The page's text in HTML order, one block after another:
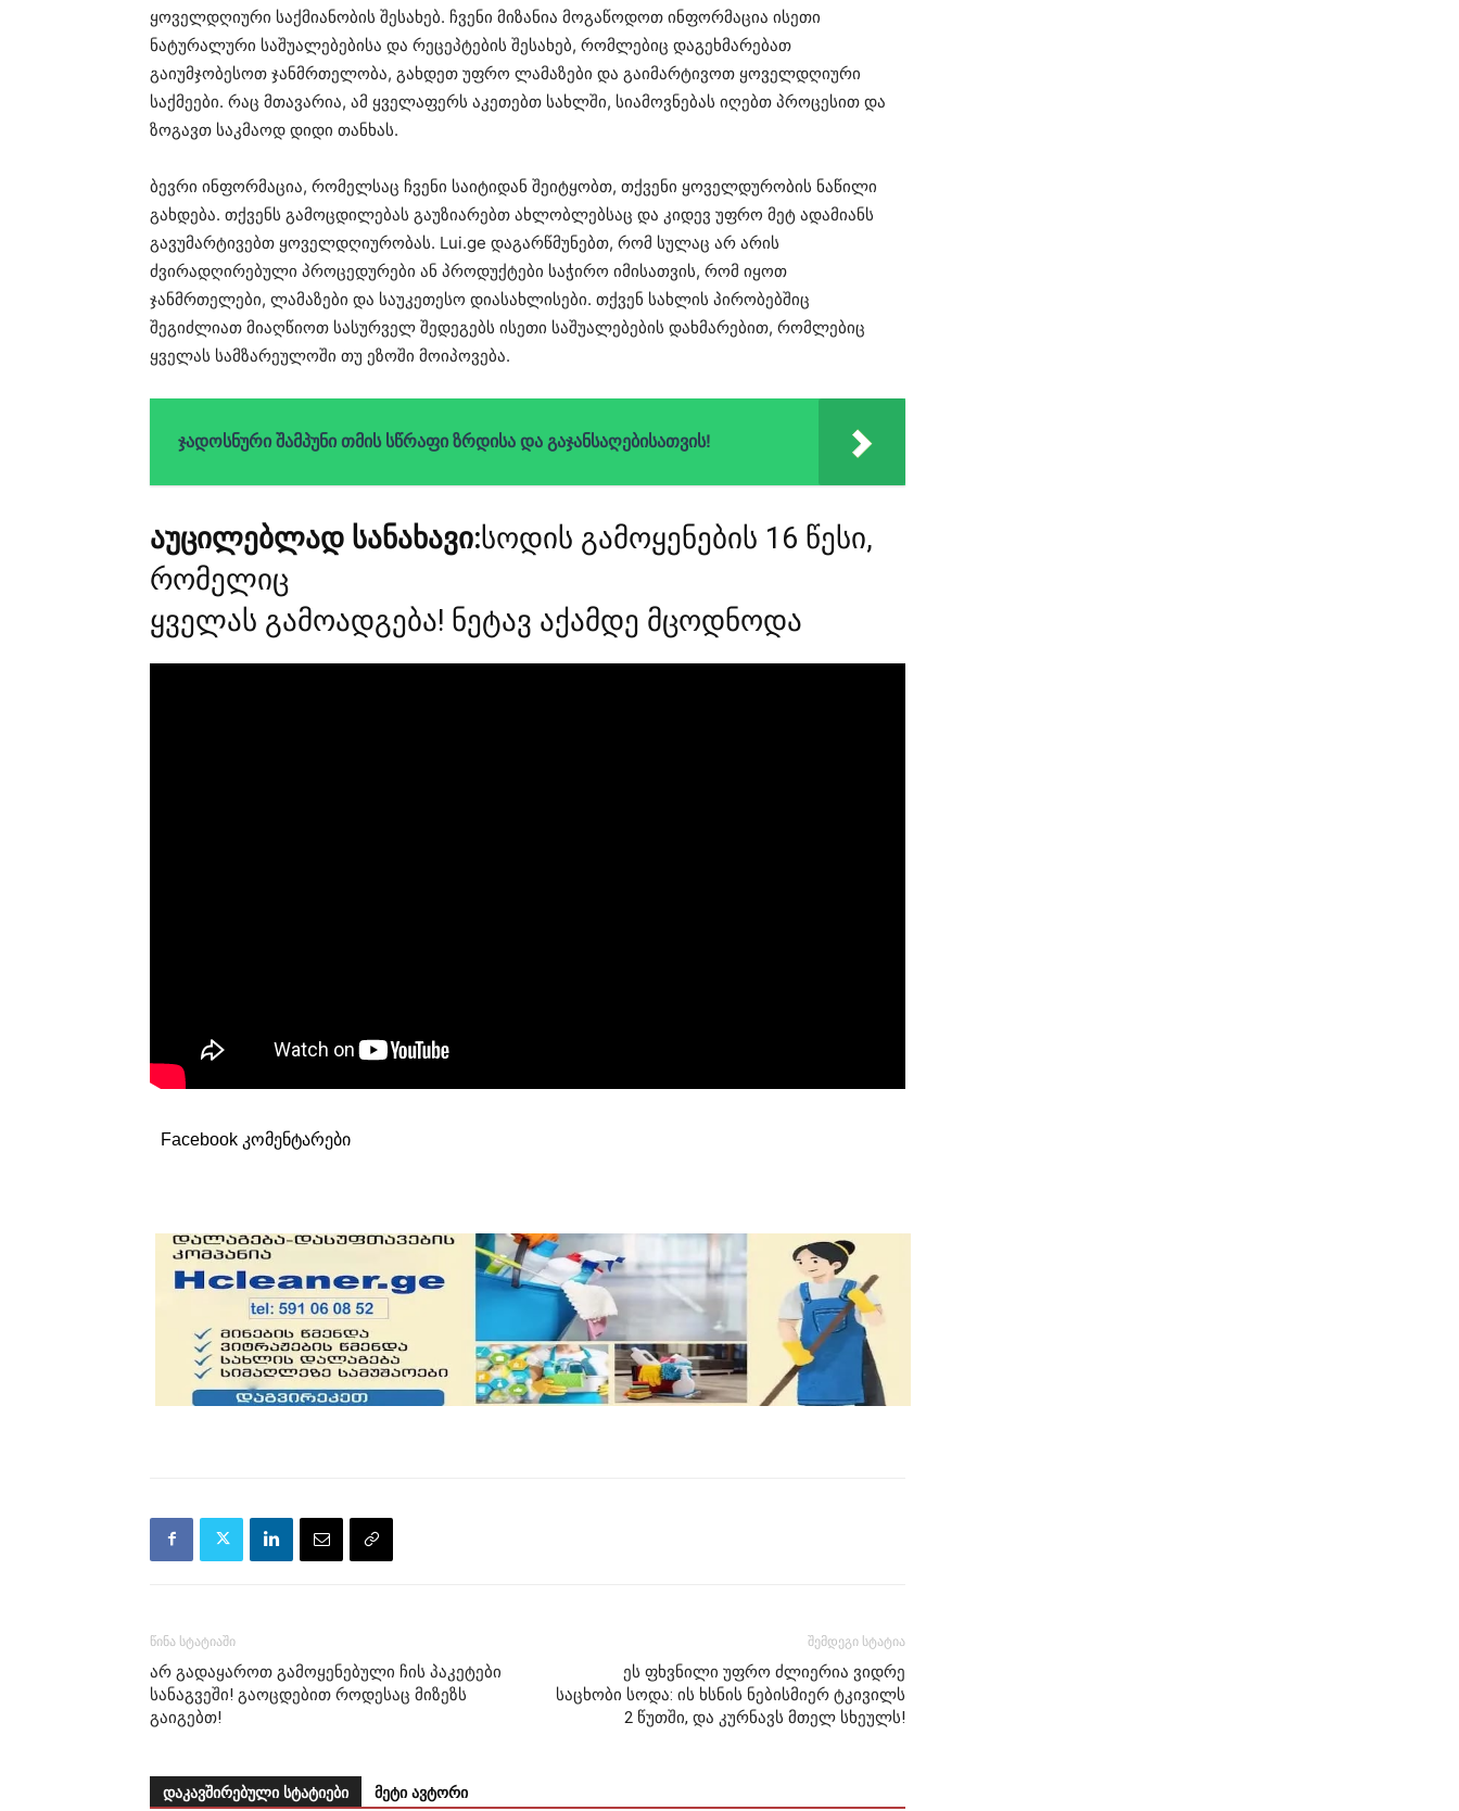
ყოველდღიური საქმიანობის შესახებ. ჩვენი მიზანია მოგაწოდოთ ინფორმაცია ისეთი
ნატურალური საშუალებებისა და რეცეპტების შესახებ, რომლებიც დაგეხმარებათ
გაიუმჯობესოთ ჯანმრთელობა, გახდეთ უფრო ლამაზები და გაიმარტივოთ ყოველდღიური
საქმეები. რაც მთავარია, ამ ყველაფერს აკეთებთ სახლში, სიამოვნებას იღებთ პროცესით და
ზოგავთ საკმაოდ დიდი თანხას.
ბევრი ინფორმაცია, რომელსაც ჩვენი საიტიდან შეიტყობთ, თქვენი ყოველდურობის ნაწილი
გახდება. თქვენს გამოცდილებას გაუზიარებთ ახლობლებსაც და კიდევ უფრო მეტ ადამიანს
გავუმარტივებთ ყოველდღიურობას. Lui.ge დაგარწმუნებთ, რომ სულაც არ არის
ძვირადღირებული პროცედურები ან პროდუქტები საჭირო იმისათვის, რომ იყოთ
ჯანმრთელები, ლამაზები და საუკეთესო დიასახლისები. თქვენ სახლის პირობებშიც
შეგიძლიათ მიაღწიოთ სასურველ შედეგებს ისეთი საშუალებების დახმარებით, რომლებიც
ყველას სამზარეულოში თუ ეზოში მოიპოვება.
ჯადოსნური შამპუნი თმის სწრაფი ზრდისა და გაჯანსაღებისათვის!
აუცილებლად სანახავი:სოდის გამოყენების 16 წესი,
რომელიც
ყველას გამოადგება! ნეტავ აქამდე მცოდნოდა
Facebook კომენტარები
წინა სტატიაში
არ გადაყაროთ გამოყენებული ჩის პაკეტები
სანაგვეში! გაოცდებით როდესაც მიზეზს
გაიგებთ!
შემდეგი სტატია
ეს ფხვნილი უფრო ძლიერია ვიდრე
საცხობი სოდა: ის ხსნის ნებისმიერ ტკივილს
2 წუთში, და კურნავს მთელ სხეულს!
დაკავშირებული სტატიები მეტი ავტორი